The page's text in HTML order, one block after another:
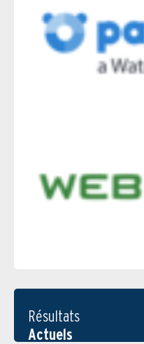
Résultats
Actuels